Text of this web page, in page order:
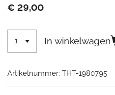
€ 29,00
In winkelwagen
Artikelnummer: THT-1980795